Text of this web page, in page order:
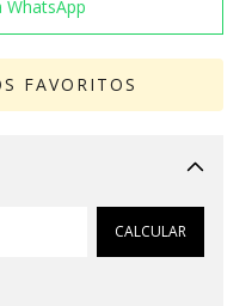
WhatsApp
FAVORITOS
Alterar CEP
CALCULAR